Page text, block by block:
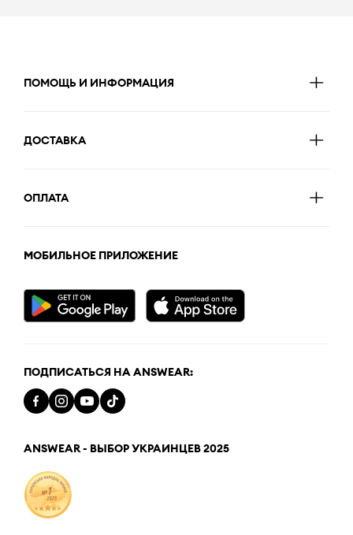
ПОМОЩЬ И ИНФОРМАЦИЯ
ДОСТАВКА
ОПЛАТА
МОБИЛЬНОЕ ПРИЛОЖЕНИЕ
ПОДПИСАТЬСЯ НА ANSWEAR:
ANSWEAR - ВЫБОР УКРАИНЦЕВ 2025